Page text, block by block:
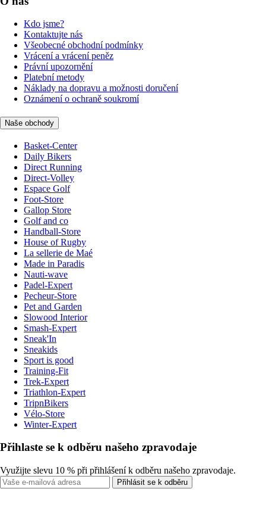
Kdo jsme?
Kontaktujte nás
Všeobecné obchodní podmínky
Vrácení a vrácení peněz
Právní upozornění
Platební metody
Náklady na dopravu a možnosti doručení
Oznámení o ochraně soukromí
Naše obchody
Basket-Center
Daily Bikers
Direct Running
Direct-Volley
Espace Golf
Foot-Store
Gallop Store
Golf and co
Handball-Store
House of Rugby
La sellerie de Maé
Made in Paradis
Nauti-wave
Padel-Expert
Pecheur-Store
Pet and Garden
Slowood Interior
Smash-Expert
Sneak'In
Sneakids
Sport is good
Training-Fit
Trek-Expert
Triathlon-Expert
TripnBikers
Vélo-Store
Winter-Expert
Přihlaste se k odběru našeho zpravodaje
Využijte slevu 10 % při přihlášení k odběru našeho zpravodaje.
Přihlásit se k odběru